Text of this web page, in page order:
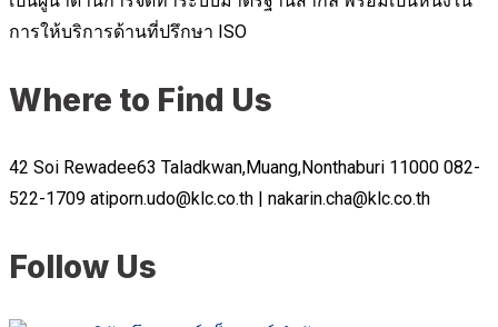
การให้บริการด้านที่ปรึกษา ISO
Where to Find Us
42 Soi Rewadee63 Taladkwan,Muang,Nonthaburi 11000 082-
522-1709 atiporn.udo@klc.co.th | nakarin.cha@klc.co.th
Follow Us